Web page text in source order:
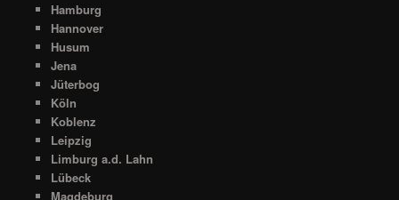
Hamburg
Hannover
Husum
Jena
Jüterbog
Köln
Koblenz
Leipzig
Limburg a.d. Lahn
Lübeck
Magdeburg